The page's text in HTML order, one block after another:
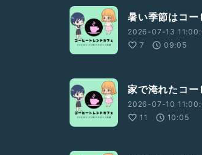
暑い季節はコー
2026-07-13
7
09:05
家で淹れたコー
2026-07-10
11
10:05